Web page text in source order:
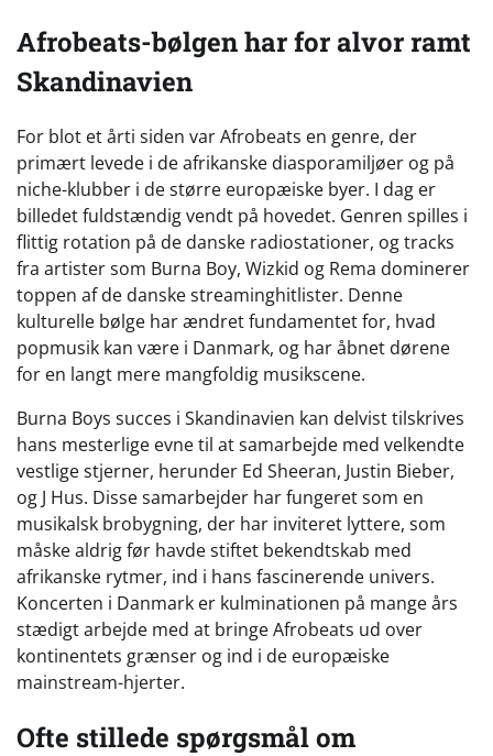
Afrobeats-bølgen har for alvor ramt
Skandinavien
For blot et årti siden var Afrobeats en genre, der
primært levede i de afrikanske diasporamiljøer og på
niche-klubber i de større europæiske byer. I dag er
billedet fuldstændig vendt på hovedet. Genren spilles i
flittig rotation på de danske radiostationer, og tracks
fra artister som Burna Boy, Wizkid og Rema dominerer
toppen af de danske streaminghitlister. Denne
kulturelle bølge har ændret fundamentet for, hvad
popmusik kan være i Danmark, og har åbnet dørene
for en langt mere mangfoldig musikscene.
Burna Boys succes i Skandinavien kan delvist tilskrives
hans mesterlige evne til at samarbejde med velkendte
vestlige stjerner, herunder Ed Sheeran, Justin Bieber,
og J Hus. Disse samarbejder har fungeret som en
musikalsk brobygning, der har inviteret lyttere, som
måske aldrig før havde stiftet bekendtskab med
afrikanske rytmer, ind i hans fascinerende univers.
Koncerten i Danmark er kulminationen på mange års
stædigt arbejde med at bringe Afrobeats ud over
kontinentets grænser og ind i de europæiske
mainstream-hjerter.
Ofte stillede spørgsmål om